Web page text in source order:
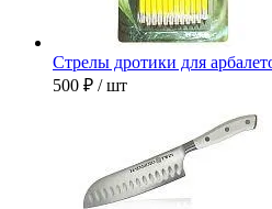
Стрелы дротики для
500 ₽ / шт